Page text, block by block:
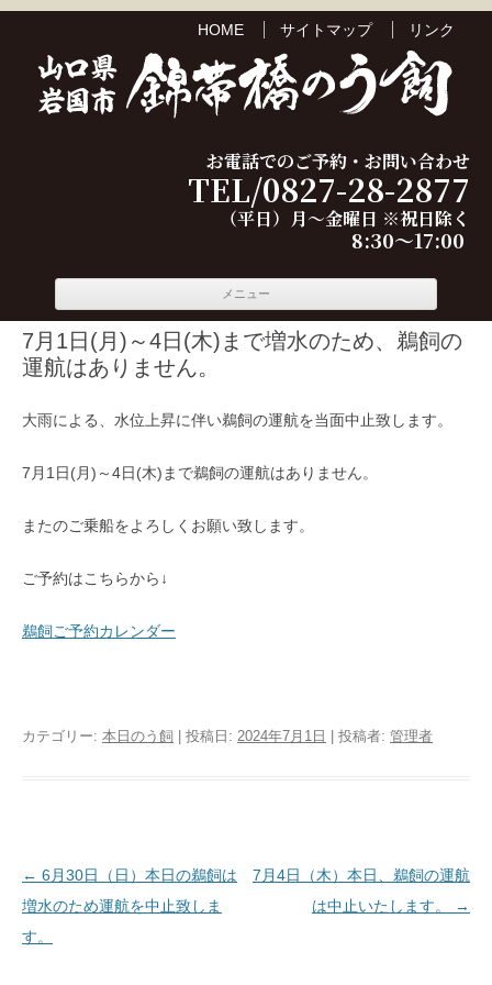
HOME サイトマップ リンク
お電話でのご予約・お問い合わせ
TEL/0827-28-2877
（平日）月～金曜日 ※祝日除く
8:30～17:00
メニュー
7月1日(月)～4日(木)まで増水のため、鵜飼の
運航はありません。
大雨による、水位上昇に伴い鵜飼の運航を当面中止致します。
7月1日(月)～4日(木)まで鵜飼の運航はありません。
またのご乗船をよろしくお願い致します。
ご予約はこちらから↓
鵜飼ご予約カレンダー
カテゴリー: 本日のう飼 | 投稿日: 2024年7月1日 投稿者: 管理者
投稿ナビゲーション
← 6月30日（日）本日の鵜飼は
増水のため運航を中止致しま
す。
7月4日（木）本日、鵜飼の運航
は中止いたします。
→